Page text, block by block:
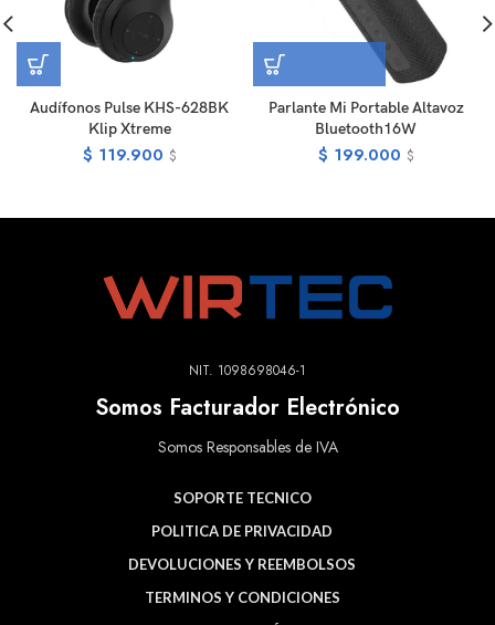
Audífonos Pulse KHS-628BK
Klip Xtreme
$ 119.900 $
Parlante Mi Portable Altavoz
Bluetooth16W
$ 199.000 $
NIT. 1098698046-1
Somos Facturador Electrónico
Somos Responsables de IVA
SOPORTE TECNICO
POLITICA DE PRIVACIDAD
DEVOLUCIONES Y REEMBOLSOS
TERMINOS Y CONDICIONES